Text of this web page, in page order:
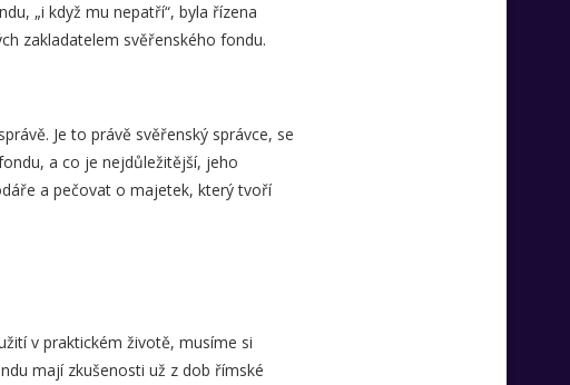
„i když mu nepatří“, byla řízena
zakladatelem svěřenského fondu.
Je to právě svěřenský správce, se
a co je nejdůležitější, jeho
a pečovat o majetek, který tvoří
v praktickém životě, musíme si
mají zkušenosti už z dob římské